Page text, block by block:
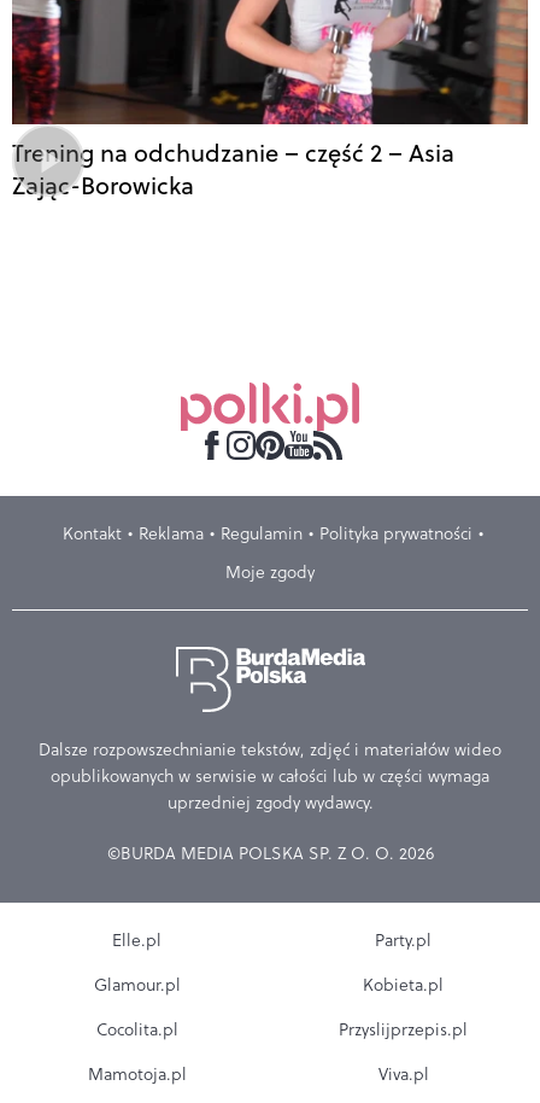
Trening na odchudzanie – część 2 – Asia
Zając-Borowicka
Kontakt Reklama Regulamin
Polityka prywatności
Moje zgody
Dalsze rozpowszechnianie tekstów, zdjęć i materiałów wideo
opublikowanych w serwisie w całości lub w części wymaga
uprzedniej zgody wydawcy.
©BURDA MEDIA POLSKA SP. Z O. O. 2026
Elle.pl
Glamour.pl
Cocolita.pl
Mamotoja.pl
Party.pl
Kobieta.pl
Przyslijprzepis.pl
Viva.pl